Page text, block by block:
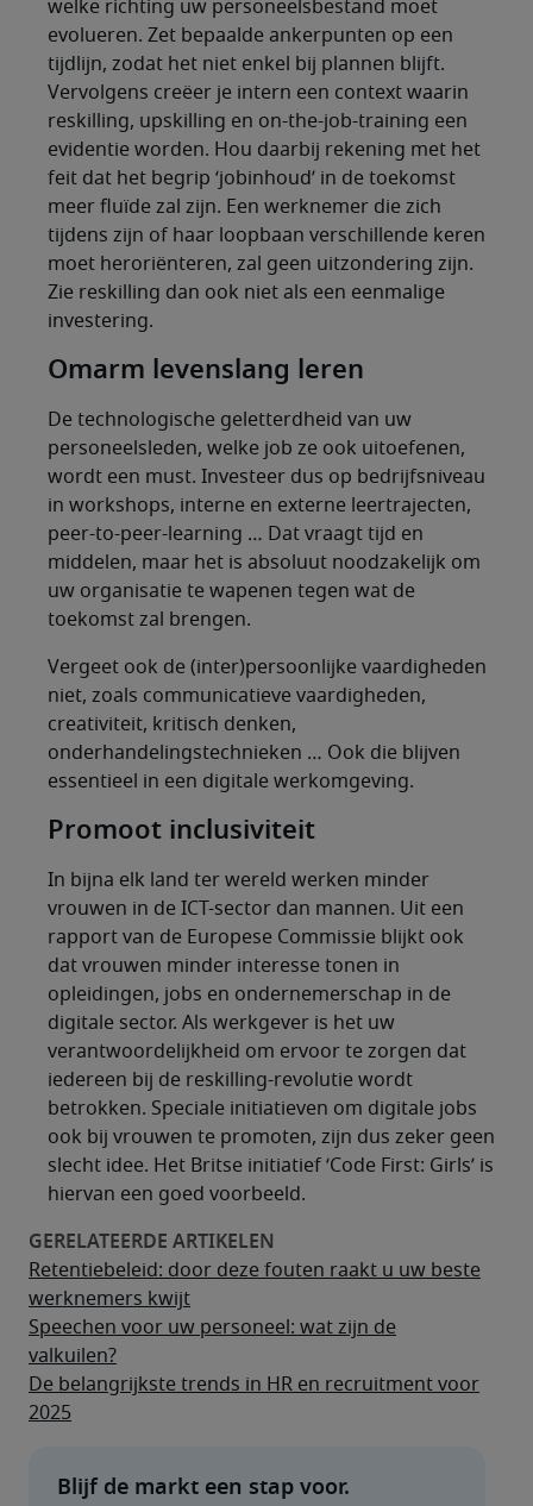
welke richting uw personeelsbestand moet
evolueren. Zet bepaalde ankerpunten op een
tijdlijn, zodat het niet enkel bij plannen blijft.
Vervolgens creëer je intern een context waarin
reskilling, upskilling en on-the-job-training een
evidentie worden. Hou daarbij rekening met het
feit dat het begrip ‘jobinhoud’ in de toekomst
meer fluïde zal zijn. Een werknemer die zich
tijdens zijn of haar loopbaan verschillende keren
moet heroriënteren, zal geen uitzondering zijn.
Zie reskilling dan ook niet als een eenmalige
investering.
Omarm levenslang leren
De technologische geletterdheid van uw
personeelsleden, welke job ze ook uitoefenen,
wordt een must. Investeer dus op bedrijfsniveau
in workshops, interne en externe leertrajecten,
peer-to-peer-learning … Dat vraagt tijd en
middelen, maar het is absoluut noodzakelijk om
uw organisatie te wapenen tegen wat de
toekomst zal brengen.
Vergeet ook de (inter)persoonlijke vaardigheden
niet, zoals communicatieve vaardigheden,
creativiteit, kritisch denken,
onderhandelingstechnieken … Ook die blijven
essentieel in een digitale werkomgeving.
Promoot inclusiviteit
In bijna elk land ter wereld werken minder
vrouwen in de ICT-sector dan mannen. Uit een
rapport van de Europese Commissie blijkt ook
dat vrouwen minder interesse tonen in
opleidingen, jobs en ondernemerschap in de
digitale sector. Als werkgever is het uw
verantwoordelijkheid om ervoor te zorgen dat
iedereen bij de reskilling-revolutie wordt
betrokken. Speciale initiatieven om digitale jobs
ook bij vrouwen te promoten, zijn dus zeker geen
slecht idee. Het Britse initiatief ‘Code First: Girls’ is
hiervan een goed voorbeeld.
Retentiebeleid: door deze fouten raakt u uw beste
werknemers kwijt
Speechen voor uw personeel: wat zijn de
valkuilen?
De belangrijkste trends in HR en recruitment voor
2025